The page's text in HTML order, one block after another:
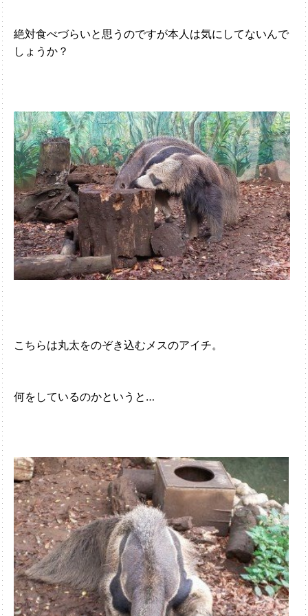
絶対食べづらいと思うのですが本人は気にしてないんで
しょうか？
こちらは丸太をのぞき込むメスのアイチ。
何をしているのかというと…